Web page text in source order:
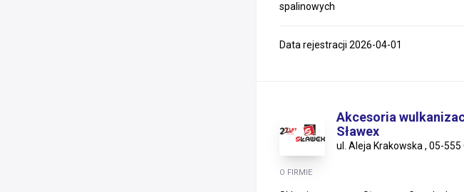
spalinowych
Data rejestracji 2026-04-01
Akcesoria
Sławex
ul. Aleja Krakowska , 05-555
O FIRMIE